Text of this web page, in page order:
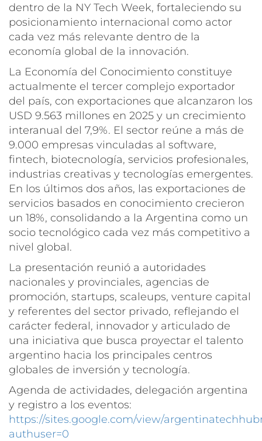
dentro de la NY Tech Week, fortaleciendo su
posicionamiento internacional como actor
cada vez más relevante dentro de la
economía global de la innovación.
La Economía del Conocimiento constituye
actualmente el tercer complejo exportador
del país, con exportaciones que alcanzaron los
USD 9.563 millones en 2025 y un crecimiento
interanual del 7,9%. El sector reúne a más de
9.000 empresas vinculadas al software,
fintech, biotecnología, servicios profesionales,
industrias creativas y tecnologías emergentes.
En los últimos dos años, las exportaciones de
servicios basados en conocimiento crecieron
un 18%, consolidando a la Argentina como un
socio tecnológico cada vez más competitivo a
nivel global.
La presentación reunió a autoridades
nacionales y provinciales, agencias de
promoción, startups, scaleups, venture capital
y referentes del sector privado, reflejando el
carácter federal, innovador y articulado de
una iniciativa que busca proyectar el talento
argentino hacia los principales centros
globales de inversión y tecnología.
Agenda de actividades, delegación argentina
y registro a los eventos:
https://sites.google.com/view/
authuser=0